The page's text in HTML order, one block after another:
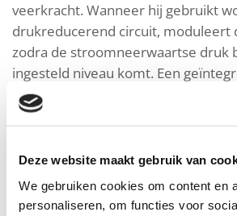
Deze website maakt gebruik van
We gebruiken cookies om content en
personaliseren, om functies voor
veerkracht. Wanneer hij gebruikt
drukreducerend circuit, moduleert
zodra de stroomneerwaartse druk
ingesteld niveau komt. Een
naaldafsluiter dient als
debietrestrictie en ook als
Eigenschappen en voordelen